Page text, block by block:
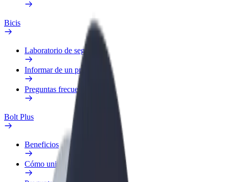
Bicis
Laboratorio de seguridad
Informar de un problema
Preguntas frecuentes
Bolt Plus
Beneficios
Cómo unirse